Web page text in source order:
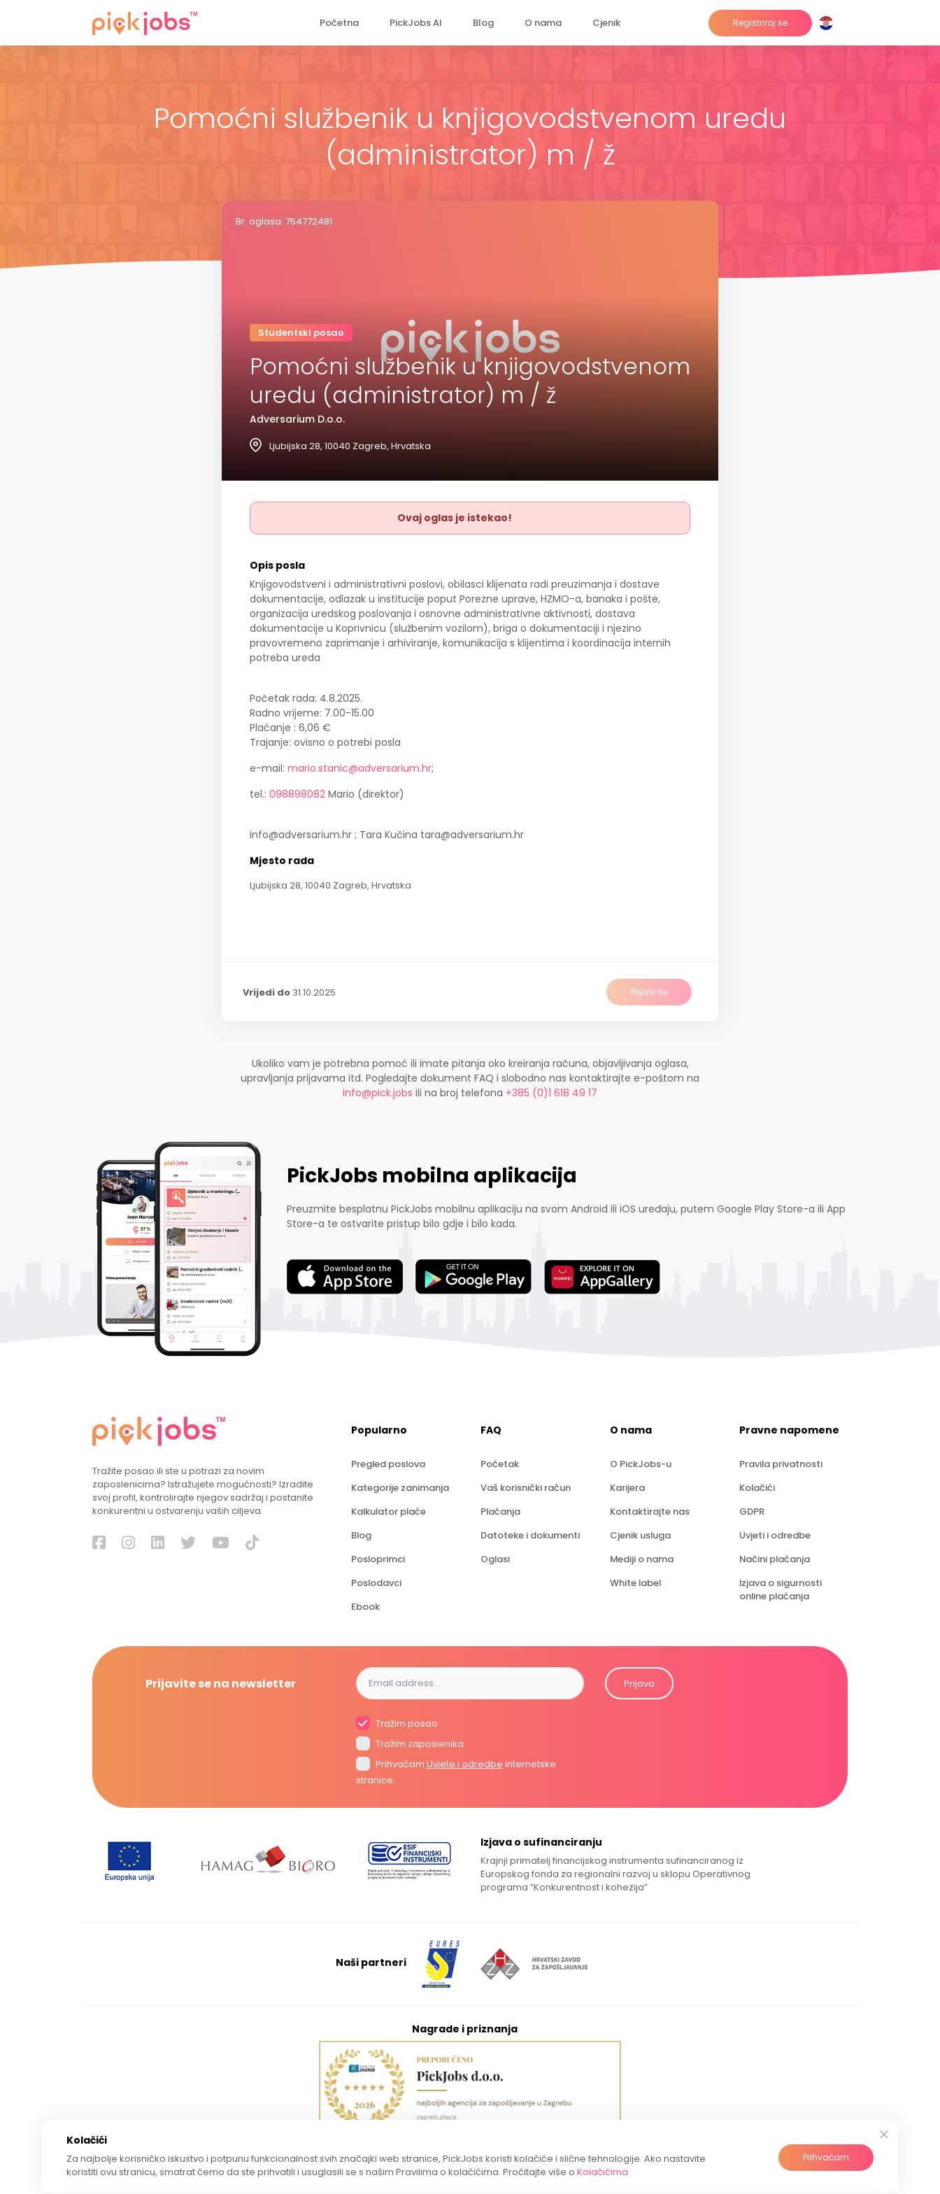
Početna PickJobs AI Blog O nama Cjenik Registriraj se
Pomoćni službenik u knjigovodstvenom uredu
(administrator) m / ž
Br. oglasa: 754772481
Studentski posao
Pomoćni službenik u knjigovodstvenom
uredu (administrator) m / ž
Adversarium D.o.o.
Ljubijska 28, 10040 Zagreb, Hrvatska
Ovaj oglas je istekao!
Opis posla
Knjigovodstveni i administrativni poslovi, obilasci klijenata radi preuzimanja i dostave
dokumentacije, odlazak u institucije poput Porezne uprave, HZMO-a, banaka i pošte,
organizacija uredskog poslovanja i osnovne administrativne aktivnosti, dostava
dokumentacije u Koprivnicu (službenim vozilom), briga o dokumentaciji i njezino
pravovremeno zaprimanje i arhiviranje, komunikacija s klijentima i koordinacija internih
potreba ureda
Početak rada: 4.8.2025.
Radno vrijeme: 7.00-15.00
Plaćanje : 6,06 €
Trajanje: ovisno o potrebi posla
e-mail: mario.stanic@adversarium.hr;
tel.: 098898082 Mario (direktor)
info@adversarium.hr ; Tara Kučina tara@adversarium.hr
Mjesto rada
Ljubijska 28, 10040 Zagreb, Hrvatska
Vrijedi do 31.10.2025 Prijavi se
Ukoliko vam je potrebna pomoć ili imate pitanja oko kreiranja računa, objavljivanja oglasa,
upravljanja prijavama itd. Pogledajte dokument FAQ i slobodno nas kontaktirajte e-poštom na
info@pick.jobs ili na broj telefona +385 (0)1 618 49 17
PickJobs mobilna aplikacija
Preuzmite besplatnu PickJobs mobilnu aplikaciju na svom Android ili iOS uređaju, putem Google Play Store-a ili App
Store-a te ostvarite pristup bilo gdje i bilo kada.
Tražite posao ili ste u potrazi za novim
zaposlenicima? Istražujete mogućnosti? Izradite
svoj profil, kontrolirajte njegov sadržaj i postanite
konkurentni u ostvarenju vaših ciljeva.
Popularno
Pregled poslova
Kategorije zanimanja
Kalkulator plaće
Blog
Posloprimci
Poslodavci
Ebook
FAQ
Početak
Vaš korisnički račun
Plaćanja
Datoteke i dokumenti
Oglasi
O nama
O PickJobs-u
Karijera
Kontaktirajte nas
Cjenik usluga
Mediji o nama
White label
Pravne napomene
Pravila privatnosti
Kolačići
GDPR
Uvjeti i odredbe
Načini plaćanja
Izjava o sigurnosti
online plaćanja
Prijavite se na newsletter
Tražim posao
Tražim zaposlenika
Prihvaćam Uvjete i odredbe internetske
stranice.
Prijava
Izjava o sufinanciranju
Krajnji primatelj financijskog instrumenta sufinanciranog iz
Europskog fonda za regionalni razvoj u sklopu Operativnog
programa “Konkurentnost i kohezija”
Naši partneri
Nagrade i priznanja
Kolačići
Za najbolje korisničko iskustvo i potpunu funkcionalnost svih značajki web stranice, PickJobs koristi kolačiće i slične tehnologije. Ako nastavite
koristiti ovu stranicu, smatrat ćemo da ste prihvatili i usuglasili se s našim Pravilima o kolačićima. Pročitajte više o Kolačićima
Prihvaćam